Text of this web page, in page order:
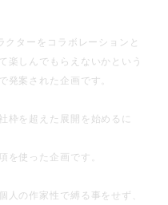
ターをコラボレーションと
楽しんでもらえないかという
発案された企画です。
枠を超えた展開を始めるに
を使った企画です。
の作家性で縛る事をせず、